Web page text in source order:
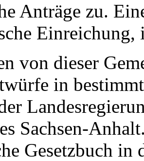
Anträge zu.
Einreichung,
von dieser
in
Sachsen-
Gesetzbuch in